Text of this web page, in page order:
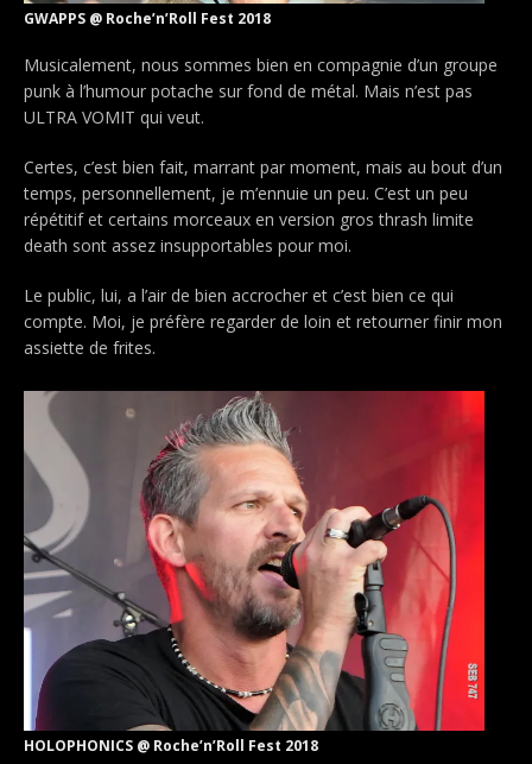
GWAPPS @ Roche’n’Roll Fest 2018
Musicalement, nous sommes bien en compagnie d’un groupe
punk à l’humour potache sur fond de métal. Mais n’est pas
ULTRA VOMIT qui veut.
Certes, c’est bien fait, marrant par moment, mais au bout d’un
temps, personnellement, je m’ennuie un peu. C’est un peu
répétitif et certains morceaux en version gros thrash limite
death sont assez insupportables pour moi.
Le public, lui, a l’air de bien accrocher et c’est bien ce qui
compte. Moi, je préfère regarder de loin et retourner finir mon
assiette de frites.
HOLOPHONICS @ Roche’n’Roll Fest 2018